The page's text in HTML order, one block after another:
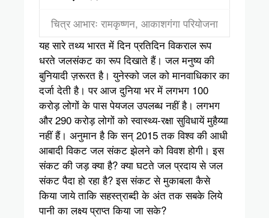
चित्र आभारः रामकृष्णन, आकाशगंगा परियोजना
यह सारे तथ्य भारत में दिन प्रतिदिन विकराल रूप
धरते जलसंकट का रूप दिखाते हैं। जल मनुष्य की
बुनियादी ज़रूरत है। युनेस्को जल को मानवाधिकार का
दर्जा देती है। पर आज दुनिया भर में लगभग 100
करोड़ लोगों के पास पेयजल उपलब्ध नहीं है। लगभग
और 290 करोड़ लोगों को स्वास्थ्य-रक्षा सुविधायें मुहैय्या
नहीं हैं। अनुमान है कि सन् 2015 तक विश्व की आधी
आबादी विकट जल संकट झेलने को विवश होगी। इस
संकट की जड़ क्या है? क्या घटते जल प्रदाय से जल
संकट पैदा हो रहा है? इस संकट से मुकाबला कैसे
किया जाये ताकि सहस्त्राब्दी के अंत तक सबके लिये
पानी का लक्ष्य प्राप्त किया जा सके?